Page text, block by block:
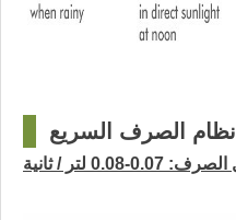
نظام الصرف السريع